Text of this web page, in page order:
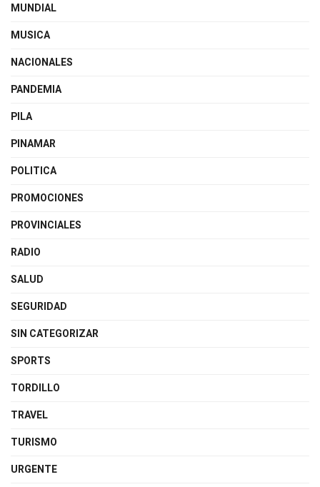
MUNDIAL
MUSICA
NACIONALES
PANDEMIA
PILA
PINAMAR
POLITICA
PROMOCIONES
PROVINCIALES
RADIO
SALUD
SEGURIDAD
SIN CATEGORIZAR
SPORTS
TORDILLO
TRAVEL
TURISMO
URGENTE